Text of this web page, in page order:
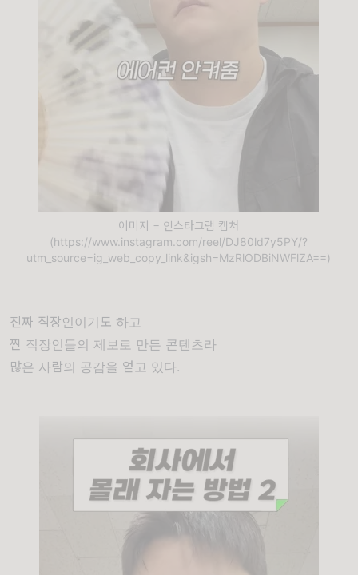
이미지 = 인스타그램 캡처
(https://www.instagram.com/reel/DJ80ld7y5PY/?
utm_source=ig_web_copy_link&igsh=MzRlODBiNWFlZA==)
진짜 직장인이기도 하고
찐 직장인들의 제보로 만든 콘텐츠라
많은 사람의 공감을 얻고 있다.